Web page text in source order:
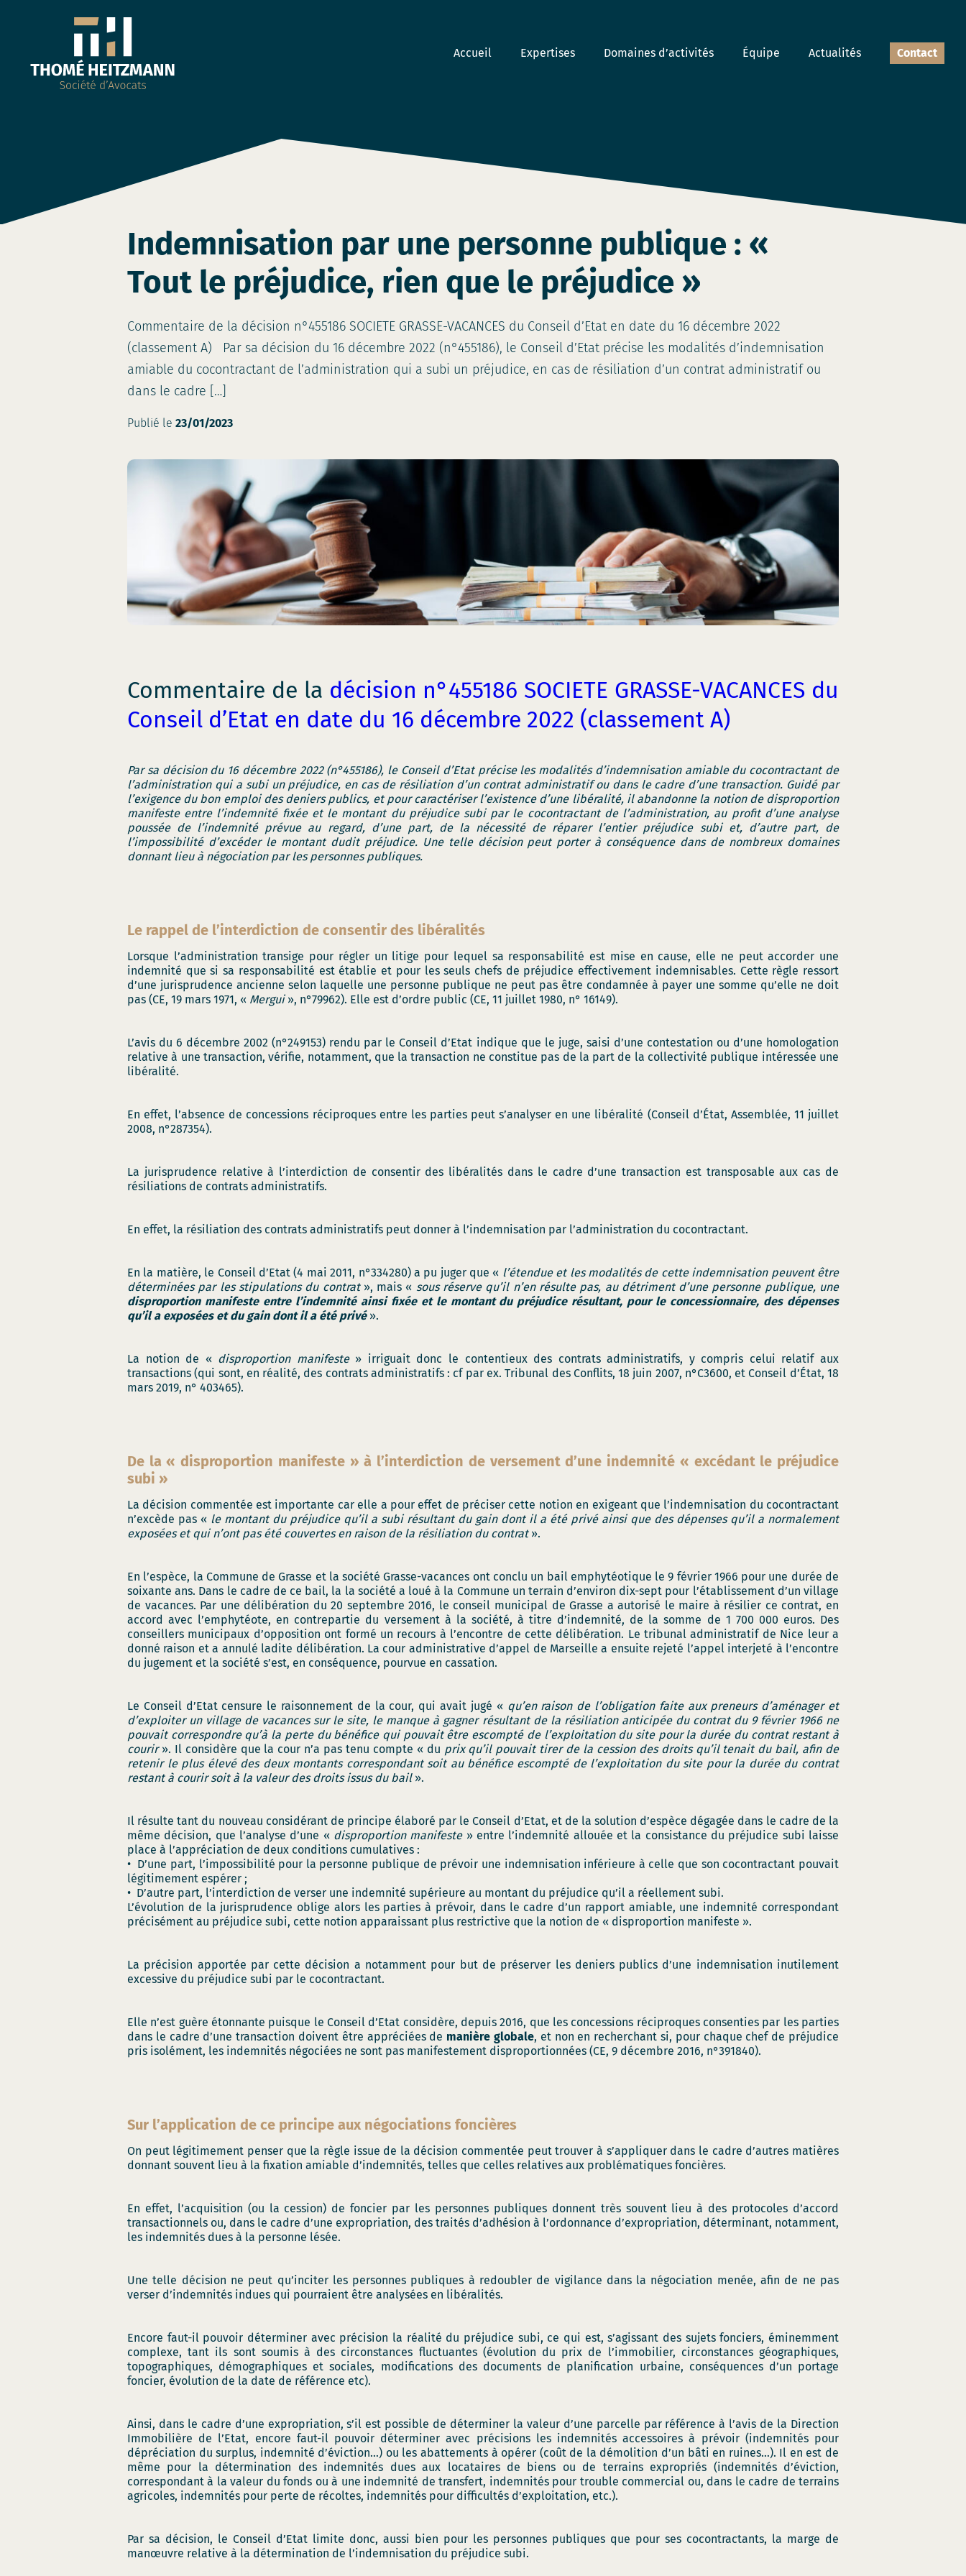
Accueil Expertises Domaines d’activités Équipe Actualités Contact
Indemnisation par une personne publique : «
Tout le préjudice, rien que le préjudice »
Commentaire de la décision n°455186 SOCIETE GRASSE-VACANCES du Conseil d’Etat en date du 16 décembre 2022
(classement A) Par sa décision du 16 décembre 2022 (n°455186), le Conseil d’Etat précise les modalités d’indemnisation
amiable du cocontractant de l’administration qui a subi un préjudice, en cas de résiliation d’un contrat administratif ou
dans le cadre […]
Publié le 23/01/2023
Commentaire de la décision n°455186 SOCIETE GRASSE-VACANCES du
Conseil d’Etat en date du 16 décembre 2022 (classement A)
Par sa décision du 16 décembre 2022 (n°455186), le Conseil d’Etat précise les modalités d’indemnisation amiable du cocontractant de
l’administration qui a subi un préjudice, en cas de résiliation d’un contrat administratif ou dans le cadre d’une transaction. Guidé par
l’exigence du bon emploi des deniers publics, et pour caractériser l’existence d’une libéralité, il abandonne la notion de disproportion
manifeste entre l’indemnité fixée et le montant du préjudice subi par le cocontractant de l’administration, au profit d’une analyse
poussée de l’indemnité prévue au regard, d’une part, de la nécessité de réparer l’entier préjudice subi et, d’autre part, de
l’impossibilité d’excéder le montant dudit préjudice. Une telle décision peut porter à conséquence dans de nombreux domaines
donnant lieu à négociation par les personnes publiques.
Le rappel de l’interdiction de consentir des libéralités
Lorsque l’administration transige pour régler un litige pour lequel sa responsabilité est mise en cause, elle ne peut accorder une
indemnité que si sa responsabilité est établie et pour les seuls chefs de préjudice effectivement indemnisables. Cette règle ressort
d’une jurisprudence ancienne selon laquelle une personne publique ne peut pas être condamnée à payer une somme qu’elle ne doit
pas (CE, 19 mars 1971, « Mergui», n°79962). Elle est d’ordre public (CE, 11 juillet 1980, n° 16149).
L’avis du 6 décembre 2002 (n°249153) rendu par le Conseil d’Etat indique que le juge, saisi d’une contestation ou d’une homologation
relative à une transaction, vérifie, notamment, que la transaction ne constitue pas de la part de la collectivité publique intéressée une
libéralité.
En effet, l’absence de concessions réciproques entre les parties peut s’analyser en une libéralité (Conseil d’État, Assemblée, 11 juillet
2008, n°287354).
La jurisprudence relative à l’interdiction de consentir des libéralités dans le cadre d’une transaction est transposable aux cas de
résiliations de contrats administratifs.
En effet, la résiliation des contrats administratifs peut donner à l’indemnisation par l’administration du cocontractant.
En la matière, le Conseil d’Etat (4 mai 2011, n°334280) a pu juger que « l’étendue et les modalités de cette indemnisation peuvent être
déterminées par les stipulations du contrat», mais « sous réserve qu’il n’en résulte pas, au détriment d’une personne publique, une
disproportion manifeste entre l’indemnité ainsi fixée et le montant du préjudice résultant, pour le concessionnaire, des dépenses
qu’il a exposées et du gain dont il a été privé».
La notion de « disproportion manifeste» irriguait donc le contentieux des contrats administratifs, y compris celui relatif aux
transactions (qui sont, en réalité, des contrats administratifs : cf par ex. Tribunal des Conflits, 18 juin 2007, n°C3600, et Conseil d’État, 18
mars 2019, n° 403465).
De la « disproportion manifeste » à l’interdiction de versement d’une indemnité « excédant le préjudice
subi »
La décision commentée est importante car elle a pour effet de préciser cette notion en exigeant que l’indemnisation du cocontractant
n’excède pas « le montant du préjudice qu’il a subi résultant du gain dont il a été privé ainsi que des dépenses qu’il a normalement
exposées et qui n’ont pas été couvertes en raison de la résiliation du contrat».
En l’espèce, la Commune de Grasse et la société Grasse-vacances ont conclu un bail emphytéotique le 9 février 1966 pour une durée de
soixante ans. Dans le cadre de ce bail, la la société a loué à la Commune un terrain d’environ dix-sept pour l’établissement d’un village
de vacances. Par une délibération du 20 septembre 2016, le conseil municipal de Grasse a autorisé le maire à résilier ce contrat, en
accord avec l’emphytéote, en contrepartie du versement à la société, à titre d’indemnité, de la somme de 1 700 000 euros. Des
conseillers municipaux d’opposition ont formé un recours à l’encontre de cette délibération. Le tribunal administratif de Nice leur a
donné raison et a annulé ladite délibération. La cour administrative d’appel de Marseille a ensuite rejeté l’appel interjeté à l’encontre
du jugement et la société s’est, en conséquence, pourvue en cassation.
Le Conseil d’Etat censure le raisonnement de la cour, qui avait jugé « qu’en raison de l’obligation faite aux preneurs d’aménager et
d’exploiter un village de vacances sur le site, le manque à gagner résultant de la résiliation anticipée du contrat du 9 février 1966 ne
pouvait correspondre qu’à la perte du bénéfice qui pouvait être escompté de l’exploitation du site pour la durée du contrat restant à
courir». Il considère que la cour n’a pas tenu compte « du prix qu’il pouvait tirer de la cession des droits qu’il tenait du bail, afin de
retenir le plus élevé des deux montants correspondant soit au bénéfice escompté de l’exploitation du site pour la durée du contrat
restant à courir soit à la valeur des droits issus du bail».
Il résulte tant du nouveau considérant de principe élaboré par le Conseil d’Etat, et de la solution d’espèce dégagée dans le cadre de la
même décision, que l’analyse d’une « disproportion manifeste» entre l’indemnité allouée et la consistance du préjudice subi laisse
place à l’appréciation de deux conditions cumulatives :
• D’une part, l’impossibilité pour la personne publique de prévoir une indemnisation inférieure à celle que son cocontractant pouvait
légitimement espérer ;
• D’autre part, l’interdiction de verser une indemnité supérieure au montant du préjudice qu’il a réellement subi.
L’évolution de la jurisprudence oblige alors les parties à prévoir, dans le cadre d’un rapport amiable, une indemnité correspondant
précisément au préjudice subi, cette notion apparaissant plus restrictive que la notion de « disproportion manifeste ».
La précision apportée par cette décision a notamment pour but de préserver les deniers publics d’une indemnisation inutilement
excessive du préjudice subi par le cocontractant.
Elle n’est guère étonnante puisque le Conseil d’Etat considère, depuis 2016, que les concessions réciproques consenties par les parties
dans le cadre d’une transaction doivent être appréciées de manière globale, et non en recherchant si, pour chaque chef de préjudice
pris isolément, les indemnités négociées ne sont pas manifestement disproportionnées (CE, 9 décembre 2016, n°391840).
Sur l’application de ce principe aux négociations foncières
On peut légitimement penser que la règle issue de la décision commentée peut trouver à s’appliquer dans le cadre d’autres matières
donnant souvent lieu à la fixation amiable d’indemnités, telles que celles relatives aux problématiques foncières.
En effet, l’acquisition (ou la cession) de foncier par les personnes publiques donnent très souvent lieu à des protocoles d’accord
transactionnels ou, dans le cadre d’une expropriation, des traités d’adhésion à l’ordonnance d’expropriation, déterminant, notamment,
les indemnités dues à la personne lésée.
Une telle décision ne peut qu’inciter les personnes publiques à redoubler de vigilance dans la négociation menée, afin de ne pas
verser d’indemnités indues qui pourraient être analysées en libéralités.
Encore faut-il pouvoir déterminer avec précision la réalité du préjudice subi, ce qui est, s’agissant des sujets fonciers, éminemment
complexe, tant ils sont soumis à des circonstances fluctuantes (évolution du prix de l’immobilier, circonstances géographiques,
topographiques, démographiques et sociales, modifications des documents de planification urbaine, conséquences d’un portage
foncier, évolution de la date de référence etc).
Ainsi, dans le cadre d’une expropriation, s’il est possible de déterminer la valeur d’une parcelle par référence à l’avis de la Direction
Immobilière de l’Etat, encore faut-il pouvoir déterminer avec précisions les indemnités accessoires à prévoir (indemnités pour
dépréciation du surplus, indemnité d’éviction…) ou les abattements à opérer (coût de la démolition d’un bâti en ruines…). Il en est de
même pour la détermination des indemnités dues aux locataires de biens ou de terrains expropriés (indemnités d’éviction,
correspondant à la valeur du fonds ou à une indemnité de transfert, indemnités pour trouble commercial ou, dans le cadre de terrains
agricoles, indemnités pour perte de récoltes, indemnités pour difficultés d’exploitation, etc.).
Par sa décision, le Conseil d’Etat limite donc, aussi bien pour les personnes publiques que pour ses cocontractants, la marge de
manœuvre relative à la détermination de l’indemnisation du préjudice subi.